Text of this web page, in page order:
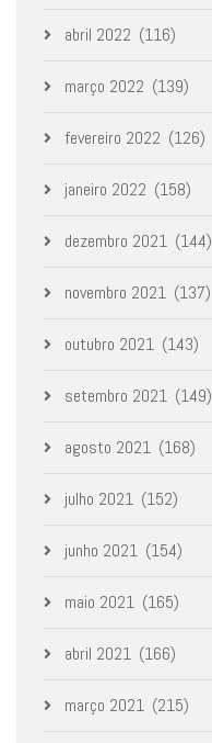
abril 2022 (116)
março 2022 (139)
fevereiro 2022 (126)
janeiro 2022 (158)
dezembro 2021 (144)
novembro 2021 (137)
outubro 2021 (143)
setembro 2021 (149)
agosto 2021 (168)
julho 2021 (152)
junho 2021 (154)
maio 2021 (165)
abril 2021 (166)
março 2021 (215)